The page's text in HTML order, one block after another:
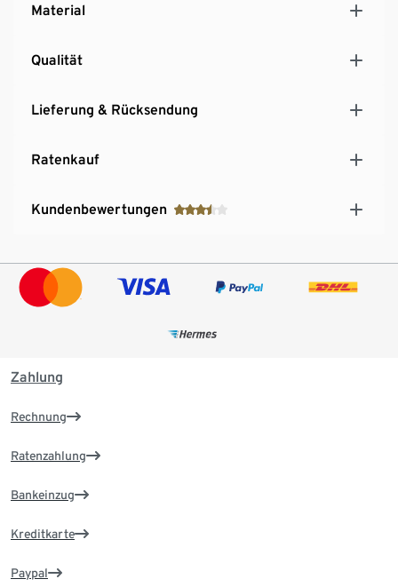
Material
Qualität
Lieferung & Rücksendung
Ratenkauf
Kundenbewertungen
Zahlung
Rechnung
Ratenzahlung
Bankeinzug
Kreditkarte
Paypal